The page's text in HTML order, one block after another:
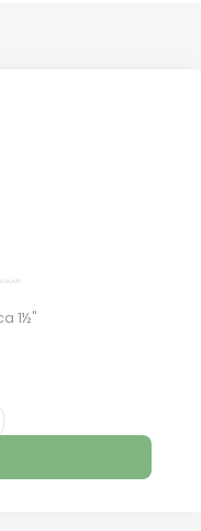
Nakrętka mocująca 1½"